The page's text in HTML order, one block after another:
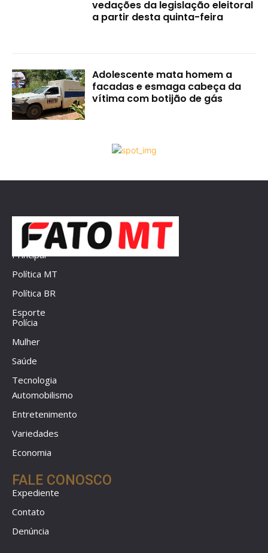
vedações da legislação eleitoral
a partir desta quinta-feira
Adolescente mata homem a
facadas e esmaga cabeça da
vítima com botijão de gás
Principal
Política MT
Política BR
Esporte
Polícia
Mulher
Saúde
Tecnologia
Automobilismo
Entretenimento
Variedades
Economia
FALE CONOSCO
Expediente
Contato
Denúncia